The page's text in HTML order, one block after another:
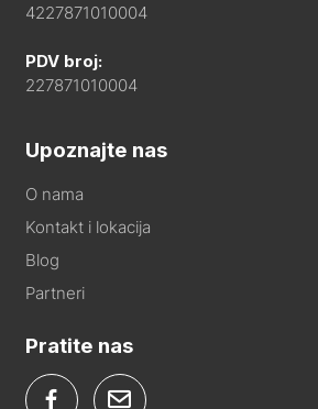
4227871010004
PDV broj:
227871010004
Upoznajte nas
O nama
Kontakt i lokacija
Blog
Partneri
Pratite nas